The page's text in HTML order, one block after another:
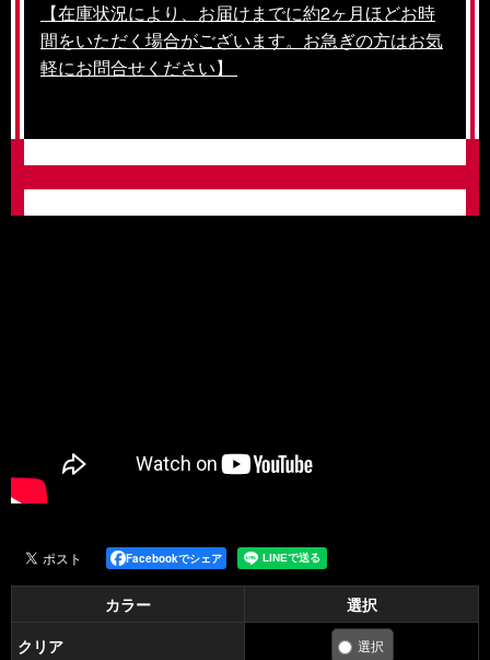
【在庫状況により、お届けまでに約2ヶ月ほどお時
間をいただく場合がございます。お急ぎの方はお気
軽にお問合せください】
Facebookでシェア
カラー
選択
クリア